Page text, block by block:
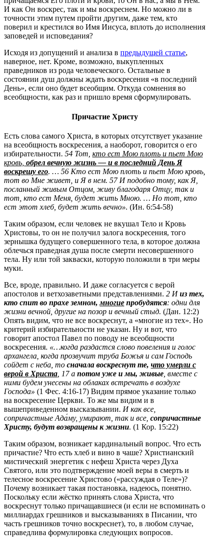
И как Он воскрес, так и мы воскреснем. Но можно ли в
точности этим путем пройти другим, даже тем, кто
поверил и крестился во Имя Иисуса, вплоть до исполнения
заповедей и исповедания?
Исходя из допущений и анализа в предыдущей статье,
наверное, нет. Кроме, возможно, выкупленных
праведников из рода человеческого. Остальные в
состоянии душ должны ждать воскресения «в последний
День», если оно будет всеобщим. Откуда сомнения во
всеобщности, как раз и пришло время сформулировать.
Причастие Христу
Есть слова самого Христа, в которых отсутствует указание
на всеобщность воскресения, а наоборот, говорится о его
избирательности. 54 Тот, кто ест Мою плоть и пьет Мою
кровь, обрел вечную жизнь — и в последний День Я
воскрешу его. … 56 Кто ест Мою плоть и пьет Мою кровь,
тот во Мне живет, и Я в нем. 57 И подобно тому, как Я,
посланный живым Отцом, живу благодаря Отцу, так и
тот, кто ест Меня, будет жить Мною. … Но тот, кто
ест этот хлеб, будет жить вечно». (Ин. 6:54-58)
Таким образом, если человек не вкушал Тело и Кровь
Христовы, то он не получил залога воскресения, того
зернышка будущего совершенного тела, в которое должна
облечься праведная душа после смерти несовершенного
тела. Ну или той закваски, которую положили в три меры
муки.
Все, вроде, правильно. И даже согласуется с верой
апостолов и ветхозаветными представлениями. 2 Ииз тех,
кто спит во прахе земном,многие пробудятся: одни для
жизни вечной, другие на позор и вечный стыд. (Дан. 12:2)
Опять видим, что не все воскреснут, а «многие из тех». Но
критерий избирательности не указан. Ну и вот, что
говорит апостол Павел по поводу не всеобщности
воскресения. «…когда раздастся слово повеления и голос
архангела, когда прозвучит труба Божья и сам Господь
сойдет с неба, то сначала воскреснут те, что умерли с
верой в Христа , 17 а потом уже и мы, живые , вместе с
ними будем унесены на облаках встречать в воздухе
Господа» (1 Фес. 4:16-17) Видим прямое указание только
на воскресение Церкви. То же мы видим и в
вышеприведенном высказывании. И как все,
сопричастные Ада́му, умирают, так и все, сопричастные
Христу, будут возвращены к жизни. (1 Кор. 15:22)
Таким образом, возникает кардинальный вопрос. Что есть
причастие? Что есть хлеб и вино в чаше? Христианский
мистический энергетик с нефеш Христа через Духа
Святого, или это подтверждение моей веры в смерть и
телесное воскресение Христово («рассуждая о Теле»)?
Почему возникает такая постановка, надеюсь, понятно.
Поскольку если жёстко принять слова Христа, что
воскреснут только причащавшиеся (и если не вспоминать о
миллиардах грешников и высказываниях в Писании, что
часть грешников точно воскреснет), то, в любом случае,
справедлива формулировка следующих вопросов.